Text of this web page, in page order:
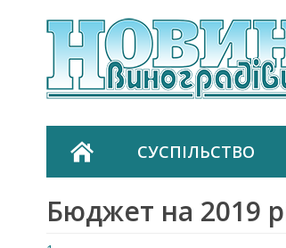
СУСПІЛЬСТВО
Бюджет на 2019